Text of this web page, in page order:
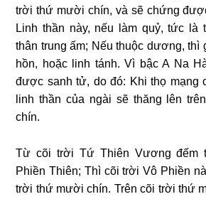
trời thứ mười chín, và sẽ chứng
Linh thần này, nếu làm quỷ, tức là
thân trung ấm; Nếu thuộc dương, thì
hồn, hoặc linh tánh. Vì bậc A Na
được sanh tử, do đó: Khi thọ mạng
linh thần của ngài sẽ thăng lên
chín.
Từ cõi trời Tứ Thiên Vương đếm
Phiền Thiên; Thì cõi trời Vô Phiền
trời thứ mười chín. Trên cõi trời thứ